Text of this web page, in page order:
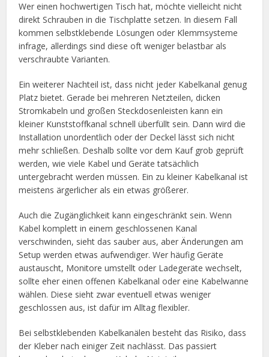
Wer einen hochwertigen Tisch hat, möchte vielleicht nicht
direkt Schrauben in die Tischplatte setzen. In diesem Fall
kommen selbstklebende Lösungen oder Klemmsysteme
infrage, allerdings sind diese oft weniger belastbar als
verschraubte Varianten.
Ein weiterer Nachteil ist, dass nicht jeder Kabelkanal genug
Platz bietet. Gerade bei mehreren Netzteilen, dicken
Stromkabeln und großen Steckdosenleisten kann ein
kleiner Kunststoffkanal schnell überfüllt sein. Dann wird die
Installation unordentlich oder der Deckel lässt sich nicht
mehr schließen. Deshalb sollte vor dem Kauf grob geprüft
werden, wie viele Kabel und Geräte tatsächlich
untergebracht werden müssen. Ein zu kleiner Kabelkanal ist
meistens ärgerlicher als ein etwas größerer.
Auch die Zugänglichkeit kann eingeschränkt sein. Wenn
Kabel komplett in einem geschlossenen Kanal
verschwinden, sieht das sauber aus, aber Änderungen am
Setup werden etwas aufwendiger. Wer häufig Geräte
austauscht, Monitore umstellt oder Ladegeräte wechselt,
sollte eher einen offenen Kabelkanal oder eine Kabelwanne
wählen. Diese sieht zwar eventuell etwas weniger
geschlossen aus, ist dafür im Alltag flexibler.
Bei selbstklebenden Kabelkanälen besteht das Risiko, dass
der Kleber nach einiger Zeit nachlässt. Das passiert